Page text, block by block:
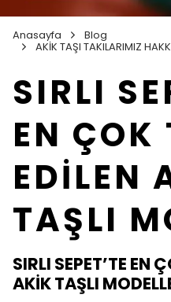
Anasayfa Blog
AKİK TAŞI TAKILARIMIZ
SIRLI
EN ÇOK
EDİLEN
TAŞLI
SIRLI SEPET’TE EN
AKİK TAŞLI